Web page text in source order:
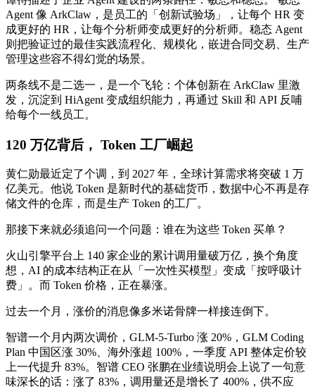
Agent 像 ArkClaw，是员工的「创新试验场」，让每个 HR 变
成更好的 HR，让每个分析师变成更好的分析师。稳态 Agent
则把验证过的最佳实践流程化、规模化，嵌进合同交易、生产
管理这些容不得幻觉的场景。
两条线不是二选一，是一个飞轮：个体创新在 ArkClaw 里激
发，沉淀到 HiAgent 变成组织能力，再通过 Skill 和 API 反哺
给每个一线员工。
120 万亿背后， Token 工厂崛起
黄仁勋最近定了个调，到 2027 年，全球计算需求将突破 1 万
亿美元。他说 Token 是新时代的基础货币，数据中心不再是存
储文件的仓库，而是生产 Token 的工厂。
那接下来就必须追问一个问题：谁在为这些 Token 买单？
火山引擎平台上 140 家企业的累计调用量破万亿，换个角度
想，AI 的成本结构正在从「一次性买模型」变成「按呼吸计
费」。而 Token 价格，正在暴涨。
过去一个月，涨价的消息像多米诺骨牌一样接连倒下。
智谱一个月内两次调价，GLM-5-Turbo 涨 20%，GLM Coding
Plan 中国区涨 30%、海外涨超 100%，一季度 API 整体定价较
上一代提升 83%。智谱 CEO 张鹏在业绩说明会上说了一句意
味深长的话：涨了 83%，调用量还是增长了 400%，供不应